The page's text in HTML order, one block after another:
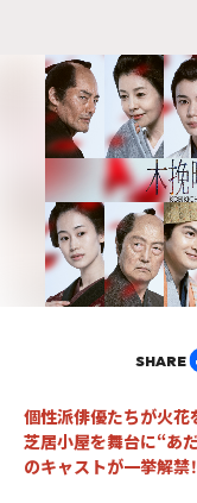
SHARE
個性派俳優たちが火花
芝居小屋を舞台に“あ
のキャストが一挙解禁！